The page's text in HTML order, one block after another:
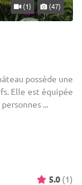
(1) (47)
possède une
Elle est équipée
...
5.0 (1)